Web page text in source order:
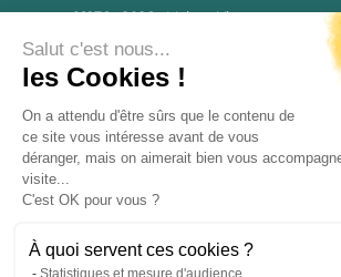
©1976 - 2026 - Maison Victor
Qui sommes-nous ?
Mentions légales
C.G.V.
Politique de confidentialité
FAQ
Livraisons
Salut c'est nous...
les Cookies !
On a attendu d'être sûrs que le contenu de
ce site vous intéresse avant de vous
déranger, mais on aimerait bien vous
visite...
C'est OK pour vous ?
À quoi servent ces cookies ?
Statistiques et mesure d'audience